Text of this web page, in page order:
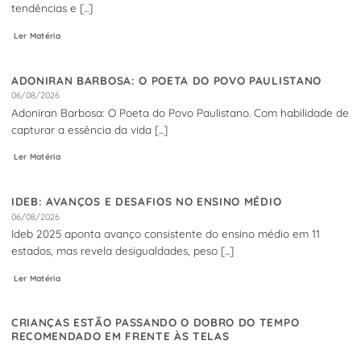
tendências e [...]
Ler Matéria
ADONIRAN BARBOSA: O POETA DO POVO PAULISTANO
06/08/2026
Adoniran Barbosa: O Poeta do Povo Paulistano. Com habilidade de
capturar a essência da vida [...]
Ler Matéria
IDEB: AVANÇOS E DESAFIOS NO ENSINO MÉDIO
06/08/2026
Ideb 2025 aponta avanço consistente do ensino médio em 11
estados, mas revela desigualdades, peso [...]
Ler Matéria
CRIANÇAS ESTÃO PASSANDO O DOBRO DO TEMPO
RECOMENDADO EM FRENTE ÀS TELAS